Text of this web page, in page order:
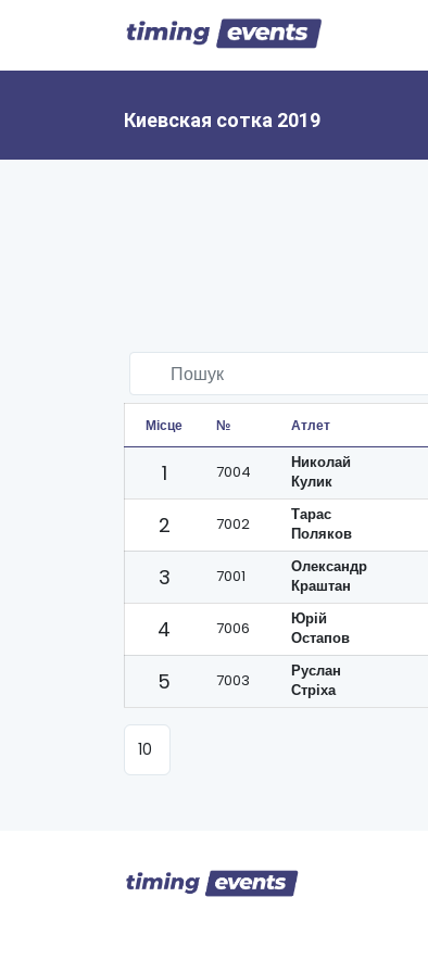
Киевская сотка 2019
Місце № Атлет
1 7004
Николай
Кулик
2
7002
Тарас
Поляков
3
7001
Олександр
Краштан
4
7006
Юрій
Остапов
5 7003
Руслан
Стріха